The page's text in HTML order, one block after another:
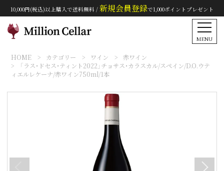
10,000円(税込)以上購入で送料無料 / 新規会員登録で1,000ポイントプレゼント
MENU
HOME カテゴリー ワイン
赤ワイン
「ラス・ドセス・ティント2022」チョサス・カラスカル/スペイン/D.O.ウテ
ィエルレケーナ/赤ワイン750ml/1本